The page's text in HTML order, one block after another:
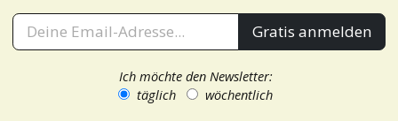
Gratis anmelden
Ich möchte den Newsletter:
täglich
wöchentlich